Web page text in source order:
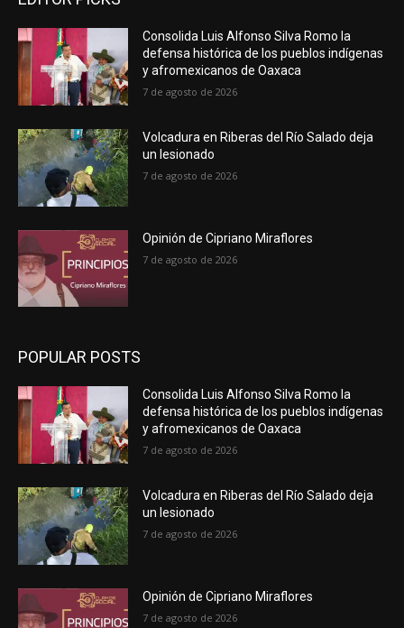
Consolida Luis Alfonso Silva Romo la
defensa histórica de los pueblos indígenas
y afromexicanos de Oaxaca
7 de agosto de 2026
Volcadura en Riberas del Río Salado deja
un lesionado
7 de agosto de 2026
Opinión de Cipriano Miraflores
7 de agosto de 2026
POPULAR POSTS
Consolida Luis Alfonso Silva Romo la
defensa histórica de los pueblos indígenas
y afromexicanos de Oaxaca
7 de agosto de 2026
Volcadura en Riberas del Río Salado deja
un lesionado
7 de agosto de 2026
Opinión de Cipriano Miraflores
7 de agosto de 2026